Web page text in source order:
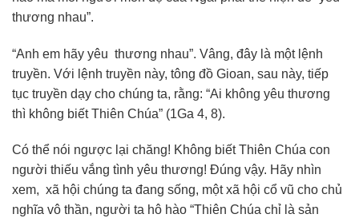
thương nhau”.
“Anh em hãy yêu thương nhau”. Vâng, đây là một lệnh
truyền. Với lệnh truyền này, tông đồ Gioan, sau này, tiếp
tục truyền dạy cho chúng ta, rằng: “Ai không yêu thương
thì không biết Thiên Chúa” (1Ga 4, 8).
Có thể nói ngược lại chăng! Không biết Thiên Chúa con
người thiếu vắng tình yêu thương! Đúng vậy. Hãy nhìn
xem, xã hội chúng ta đang sống, một xã hội cổ vũ cho chủ
nghĩa vô thần, người ta hô hào “Thiên Chúa chỉ là sản